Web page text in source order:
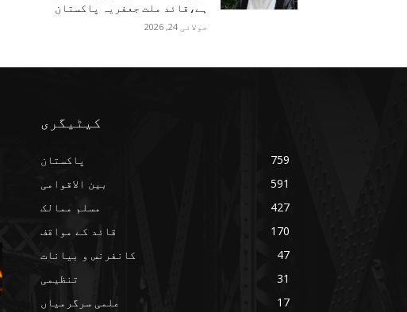
ہے،قائد ملت جعفریہ پاکستان
جولائی 24, 2026
کیٹیگری
پاکستان
759
بین الاقوامی
591
مسلم ممالک
427
قائد کے مواقف
170
کانفرنس و بیانات
47
تنظیمی
31
علمی سرگرمیاں
17